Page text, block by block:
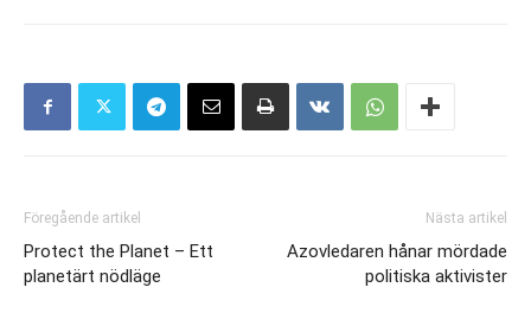
Föregående artikel
Protect the Planet – Ett
planetärt nödläge
Nästa artikel
Azovledaren hånar mördade
politiska aktivister